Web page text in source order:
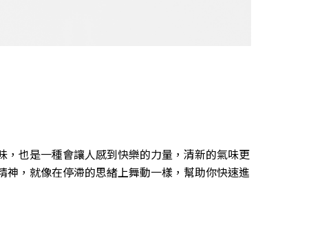
也是一種會讓人感到快樂的力量，清新的氣味更
，就像在停滯的思緒上舞動一樣，幫助你快速進